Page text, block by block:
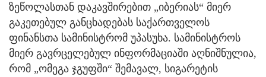
ზეწოლასთან დაკავშირებით „იბერიას“ მიერ
გაკეთებულ განცხადებას საქართველოს
ფინანსთა სამინისტრომ უპასუხა. სამინისტროს
მიერ გავრცელებულ ინფორმაციაში აღნიშნულია,
რომ „ომეგა ჯგუფში“ შემავალ, სიგარეტის